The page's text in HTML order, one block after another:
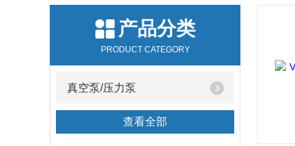
产品分类
PRODUCT CATEGORY
真空泵/压力泵
查看全部